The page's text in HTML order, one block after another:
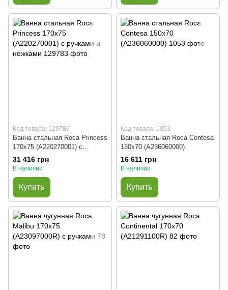
Код товара: 129783
Ванна стальная Roca Princess
170x75 (A220270001) с
ручками и ножками
31 416 грн
В наличии
Купить
Код товара: 1053
Ванна стальная Roca Contesa
150x70 (A236060000)
16 611 грн
В наличии
Купить